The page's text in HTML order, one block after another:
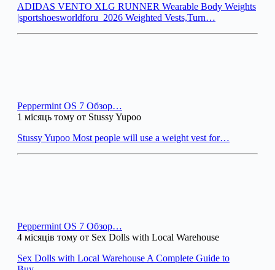
ADIDAS VENTO XLG RUNNER Wearable Body Weights
|sportshoesworldforu_2026 Weighted Vests,Turn…
Peppermint OS 7 Обзор…
1 місяць тому от Stussy Yupoo
Stussy Yupoo Most people will use a weight vest for…
Peppermint OS 7 Обзор…
4 місяців тому от Sex Dolls with Local Warehouse
Sex Dolls with Local Warehouse A Complete Guide to